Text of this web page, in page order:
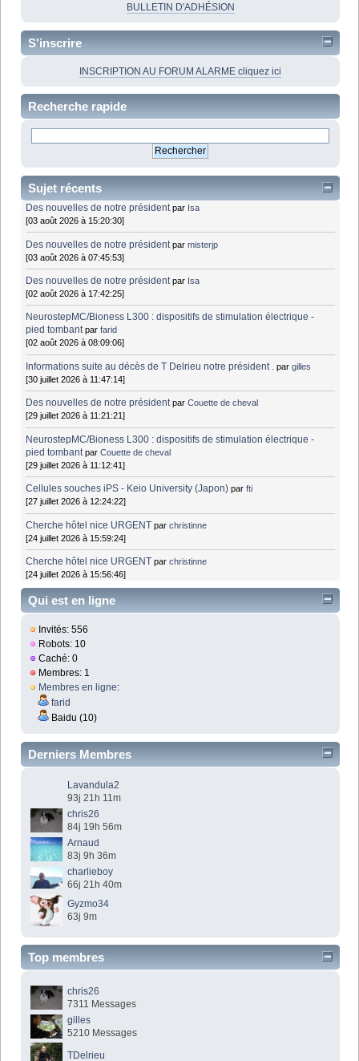
BULLETIN D'ADHÉSION
S'inscrire
INSCRIPTION AU FORUM ALARME cliquez ici
Recherche rapide
Sujet récents
Des nouvelles de notre président par Isa
[03 août 2026 à 15:20:30]
Des nouvelles de notre président parmisterjp
[03 août 2026 à 07:45:53]
Des nouvelles de notre président par Isa
[02 août 2026 à 17:42:25]
NeurostepMC/Bioness L300 : dispositifs de stimulation électrique -
pied tombant parfarid
[02 août 2026 à 08:09:06]
Informations suite au décès de T Delrieu notre président . pargilles
[30 juillet 2026 à 11:47:14]
Des nouvelles de notre président parCouette de cheval
[29 juillet 2026 à 11:21:21]
NeurostepMC/Bioness L300 : dispositifs de stimulation électrique -
pied tombant parCouette de cheval
[29 juillet 2026 à 11:12:41]
Cellules souches iPS - Keio University (Japon) parfti
[27 juillet 2026 à 12:24:22]
Cherche hôtel nice URGENT parchristinne
[24 juillet 2026 à 15:59:24]
Cherche hôtel nice URGENT parchristinne
[24 juillet 2026 à 15:56:46]
Qui est en ligne
Invités: 556
Robots: 10
Caché: 0
Membres: 1
Membres en ligne:
farid
Baidu (10)
Derniers Membres
Lavandula2
93j 21h 11m
chris26
84j 19h 56m
Arnaud
83j 9h 36m
charlieboy
66j 21h 40m
Gyzmo34
63j 9m
Top membres
chris26
7311 Messages
gilles
5210 Messages
TDelrieu